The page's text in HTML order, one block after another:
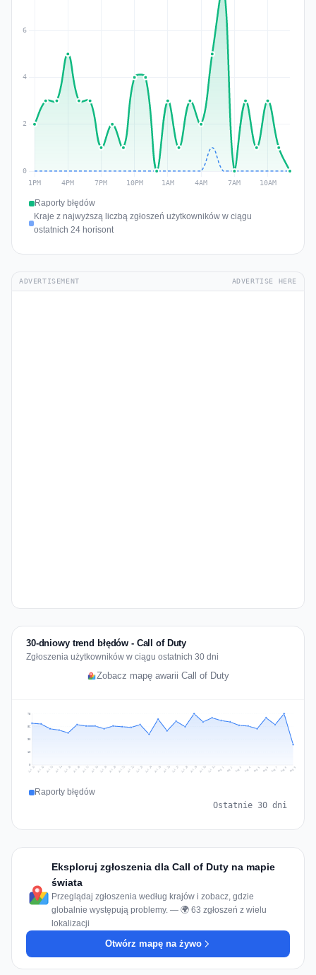
Raporty błędów
Kraje z najwyższą liczbą zgłoszeń użytkowników w ciągu
ostatnich 24 horisont
ADVERTISEMENT ADVERTISE HERE
30-dniowy trend błędów - Call of Duty
Zgłoszenia użytkowników w ciągu ostatnich 30 dni
Zobacz mapę awarii Call of Duty
19
38
56
75
Jul 11 Jul 12 Jul 13 Jul 14 Jul 15 Jul 16 Jul 17 Jul 18 Jul 19 Jul 20 Jul 21 Jul 22 Jul 23 Jul 24 Jul 25 Jul 26 Jul 27 Jul 28 Jul 29 Jul 30 Jul 31 Aug 1 Aug 2 Aug 3 Aug 4 Aug 5 Aug 6 Aug 7 Aug 8 Aug 9
Raporty błędów
Ostatnie 30 dni
Eksploruj zgłoszenia dla Call of Duty na mapie
świata
Przeglądaj zgłoszenia według krajów i zobacz, gdzie
globalnie występują problemy. — 🌍 63 zgłoszeń z wielu
lokalizacji
Otwórz mapę na żywo